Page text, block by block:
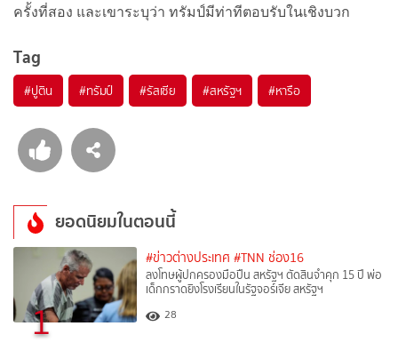
ครั้งที่สอง และเขาระบุว่า ทรัมป์มีท่าทีตอบรับในเชิงบวก
Tag
#ปูติน #ทรัมป์ #รัสเซีย #สหรัฐฯ #หารือ
ยอดนิยมในตอนนี้
1
#ข่าวต่างประเทศ #TNN ช่อง16
ลงโทษผู้ปกครองมือปืน สหรัฐฯ ตัดสินจำคุก 15 ปี พ่อ
เด็กกราดยิงโรงเรียนในรัฐจอร์เจีย สหรัฐฯ
28